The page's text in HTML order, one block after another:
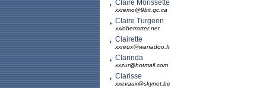
Claire Morissette
xxremo@9bit.qc.ca
Claire Turgeon
xxlobetrotter.net
Clairette
xxreux@wanadoo.fr
Clarinda
xxzur@hotmail.com
Clarisse
xxevaux@skynet.be